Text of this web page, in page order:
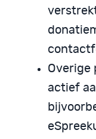
Overige
actief